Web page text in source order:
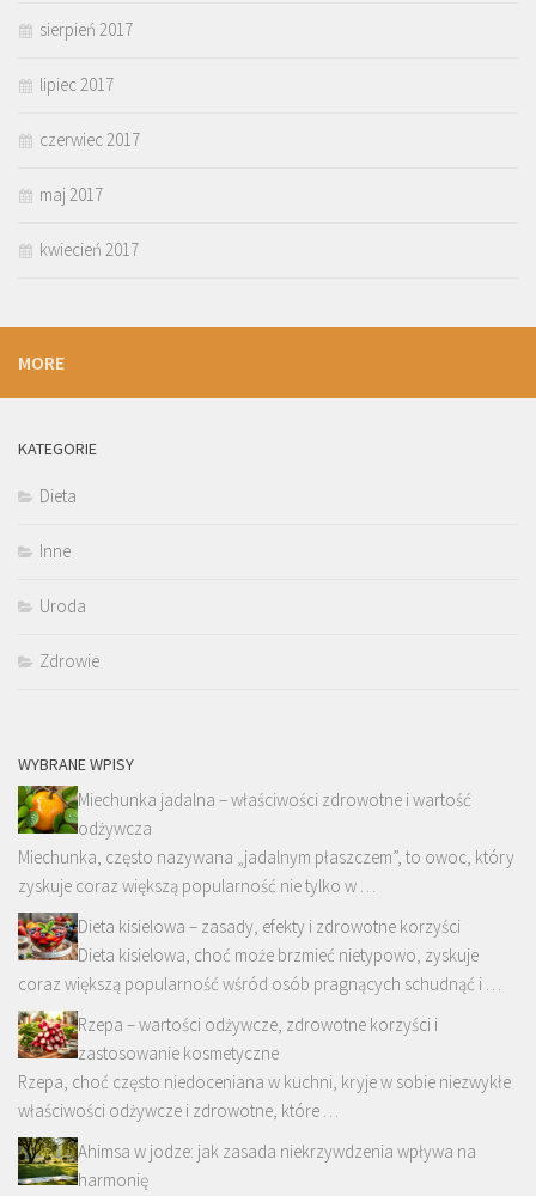
sierpień 2017
lipiec 2017
czerwiec 2017
maj 2017
kwiecień 2017
MORE
KATEGORIE
Dieta
Inne
Uroda
Zdrowie
WYBRANE WPISY
Miechunka jadalna – właściwości zdrowotne i wartość
odżywcza
Miechunka, często nazywana „jadalnym płaszczem”, to owoc, który
zyskuje coraz większą popularność nie tylko w …
Dieta kisielowa – zasady, efekty i zdrowotne korzyści
Dieta kisielowa, choć może brzmieć nietypowo, zyskuje
coraz większą popularność wśród osób pragnących schudnąć i …
Rzepa – wartości odżywcze, zdrowotne korzyści i
zastosowanie kosmetyczne
Rzepa, choć często niedoceniana w kuchni, kryje w sobie niezwykłe
właściwości odżywcze i zdrowotne, które …
Ahimsa w jodze: jak zasada niekrzywdzenia wpływa na
harmonię